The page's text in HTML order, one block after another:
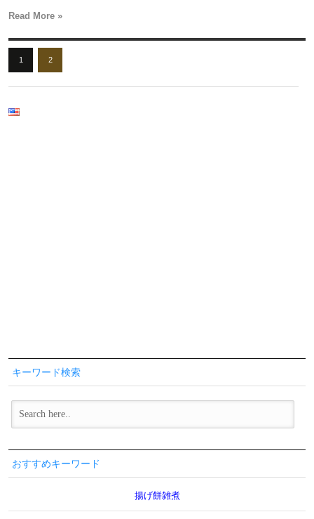
Read More »
1 2
キーワード検索
おすすめキーワード
揚げ餅雑煮